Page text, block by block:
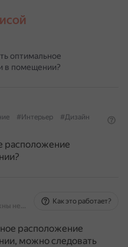
оптимальное
в помещении?
#Интерьер
#Дизайн
расположение
На основе источников, возможны неточности
Как это работает?
расположение
можно следовать